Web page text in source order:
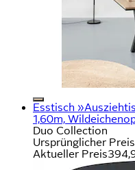
Esstisch
1,60m,
Duo Collection
Ursprünglicher Preis
Aktueller Preis